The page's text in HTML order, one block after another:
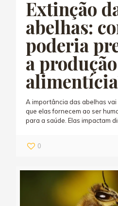
Extinção
abelhas:
poderia
a produção
A importância das abelhas
que elas fornecem ao ser
para a saúde. Elas impactam
0